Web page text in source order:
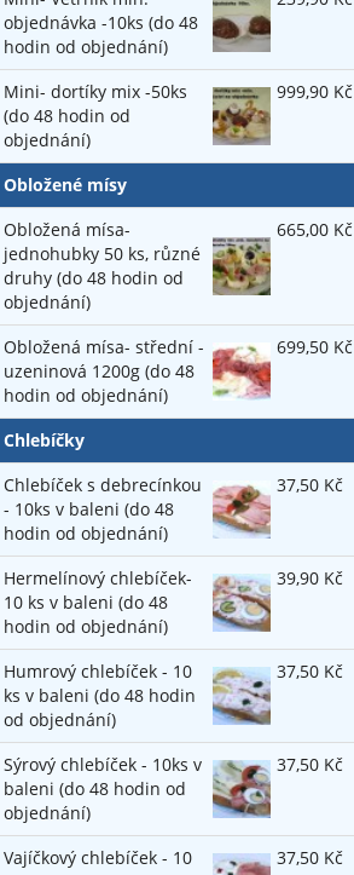
objednávka -10ks (do 48
hodin od objednání)
Mini- dortíky mix -50ks
(do 48 hodin od
objednání)
999,90 Kč
Obložené mísy
Obložená mísa-
jednohubky 50 ks, různé
druhy (do 48 hodin od
objednání)
665,00 Kč
Obložená mísa- střední -
uzeninová 1200g (do 48
hodin od objednání)
699,50 Kč
Chlebíčky
Chlebíček s debrecínkou
- 10ks v baleni (do 48
hodin od objednání)
37,50 Kč
Hermelínový chlebíček-
10 ks v baleni (do 48
hodin od objednání)
39,90 Kč
Humrový chlebíček - 10
ks v baleni (do 48 hodin
od objednání)
37,50 Kč
Sýrový chlebíček - 10ks v
baleni (do 48 hodin od
objednání)
37,50 Kč
Vajíčkový chlebíček - 10
37,50 Kč